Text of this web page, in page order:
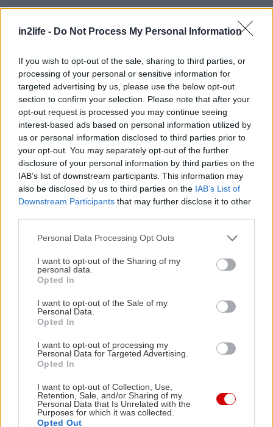
in2life - Do Not Process My Personal Information
If you wish to opt-out of the sale, sharing to third parties, or
processing of your personal or sensitive information for
targeted advertising by us, please use the below opt-out
section to confirm your selection. Please note that after your
opt-out request is processed you may continue seeing
interest-based ads based on personal information utilized by
us or personal information disclosed to third parties prior to
your opt-out. You may separately opt-out of the further
disclosure of your personal information by third parties on the
IAB’s list of downstream participants. This information may
also be disclosed by us to third parties on the IAB’s List of
Downstream Participants that may further disclose it to other
Please note that this website/app uses one or more Google
not limited to your visit or usage behaviour. You may click to
grant or deny consent to Google and its third-party tags to
use your data for below specified purposes in below Google
consent section.
Personal Data Processing Opt Outs
I want to opt-out of the Sharing of my
personal data.
Opted In
I want to opt-out of the Sale of my
Personal Data.
Opted In
I want to opt-out of processing my
Personal Data for Targeted Advertising.
Opted In
I want to opt-out of Collection, Use,
Retention, Sale, and/or Sharing of my
Personal Data that Is Unrelated with the
Purposes for which it was collected.
Opted Out
Διαβάστε επίσης
Αναζήτηση